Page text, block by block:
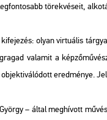
tö­rek­vé­se­it,
olyan vir­tu­á­lis
va­la­mit a
ered­mé­nye.
– által meg­hí­vott